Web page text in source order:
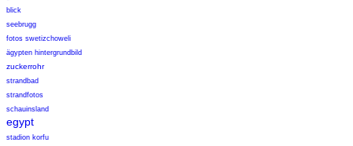
blick
seebrugg
fotos swetizchoweli
ägypten hintergrundbild
zuckerrohr
strandbad
strandfotos
schauinsland
egypt
stadion korfu